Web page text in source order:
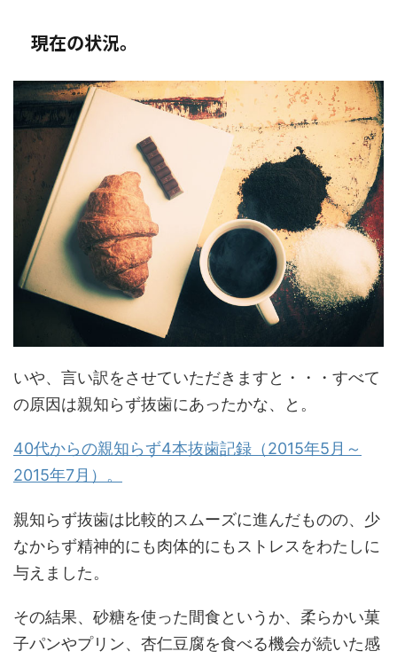
現在の状況。
いや、言い訳をさせていただきますと・・・すべて
の原因は親知らず抜歯にあったかな、と。
40代からの親知らず4本抜歯記録（2015年5月～
2015年7月）。
親知らず抜歯は比較的スムーズに進んだものの、少
なからず精神的にも肉体的にもストレスをわたしに
与えました。
その結果、砂糖を使った間食というか、柔らかい菓
子パンやプリン、杏仁豆腐を食べる機会が続いた感